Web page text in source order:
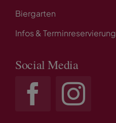
Biergarten
Infos & Terminreservierung
Social Media